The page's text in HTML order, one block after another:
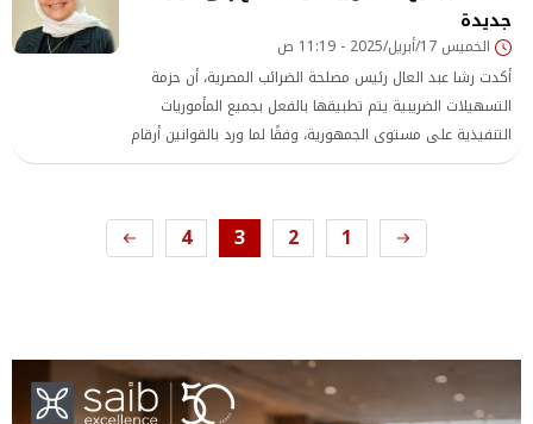
جديدة
الخميس 17/أبريل/2025 - 11:19 ص
أكدت رشا عبد العال رئيس مصلحة الضرائب المصرية، أن حزمة
التسهيلات الضريبية يتم تطبيقها بالفعل بجميع المأموريات
التنفيذية على مستوى الجمهورية، وفقًا لما ورد بالقوانين أرقام
(5 و6 و7 لسنة 2025)، مشيرة إلى أن كافة القرارات التنفيذية
صدور قرارات جديدة
1
2
3
4